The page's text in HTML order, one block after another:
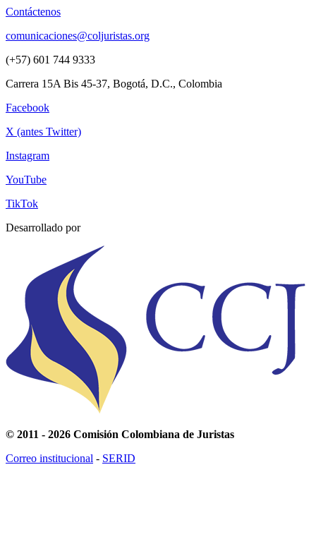
Contáctenos
comunicaciones@coljuristas.org
(+57) 601 744 9333
Carrera 15A Bis 45-37, Bogotá, D.C., Colombia
Facebook
X (antes Twitter)
Instagram
YouTube
TikTok
Desarrollado por
© 2011 - 2026 Comisión Colombiana de Juristas
Correo institucional - SERID